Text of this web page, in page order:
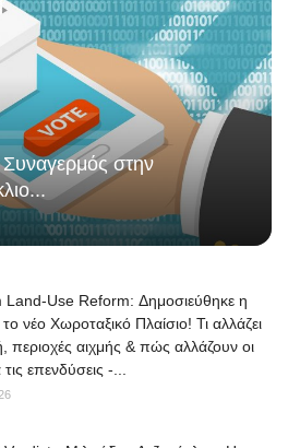
στην
Land-Use Reform: Δημοσιεύθηκε η
νέο Χωροταξικό Πλαίσιο! Τι αλλάζει
περιοχές αιχμής & πώς αλλάζουν οι
τις επενδύσεις -...